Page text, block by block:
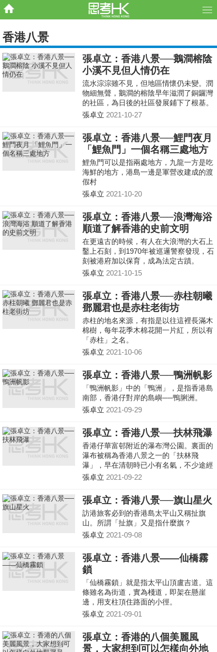
香港八景
張卓立：香港八景──鵝澗榕陰
小溪不見但人情仍在
流水淙淙雖不見，但地區情懷仍未變。潤
物細無聲，鵝澗的榕陰早年滋潤了銅鑼灣
的社區，為日後的社區發展鋪下了根基。
張卓立 2021-10-27
張卓立：香港八景──鯉門夜月
「鯉魚門」一個名稱三處地方
鯉魚門可以是指兩處地方，九龍一方是吃
海鮮的地方，港島一邊是軍營改建成的渡
假村
張卓立 2021-10-20
張卓立：香港八景──浪灣海浴
順道了解香港的史前文明
在更遠古的時候，有人在大浪灣的大石上
鑿上石刻，到1970年被巡邏警察發現，石
刻被港府加以保育，成為法定古蹟。
張卓立 2021-10-15
張卓立：香港八景──赤柱朝曦
鄧麗君也是赤柱老街坊
赤柱的地名來源，有指是以往這裡長滿木
棉樹，每年花季木棉花開一片紅，所以有
「赤柱」之名。
張卓立 2021-10-06
張卓立：香港八景──鴨洲帆影
「鴨洲帆影」中的「鴨洲」，是指香港島
南部，香港仔對岸的島嶼──鴨脷洲。
張卓立 2021-09-29
張卓立：香港八景──扶林飛瀑
香港仔華富邨附近的瀑布灣公園。裏面的
瀑布被稱為香港八景之一的「扶林飛
瀑」，早在清朝時已小有名氣，不少途經
香港島的商船都會到這條海邊的瀑布取水
張卓立 2021-09-22
張卓立：香港八景──旗山星火
訪港旅客必到的香港島太平山又稱扯旗
山。所謂「扯旗」又是指什麼旗？
張卓立 2021-09-08
張卓立：香港八景——仙橋霧
鎖
「仙橋霧鎖」就是指太平山頂盧吉道。這
條雖名為街道，實為棧道，即架在懸崖
邊，用支柱頂住路面的小徑。
張卓立 2021-09-01
張卓立：香港的八個美麗風
景，大家想到可以怎樣向外地